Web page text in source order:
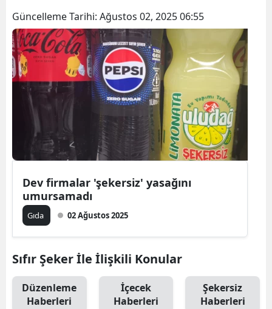
Güncelleme Tarihi: Ağustos 02, 2025 06:55
Dev firmalar 'şekersiz' yasağını
umursamadı
Gıda 02 Ağustos 2025
Sıfır Şeker İle İlişkili Konular
Düzenleme
Haberleri
İçecek
Haberleri
Şekersiz
Haberleri